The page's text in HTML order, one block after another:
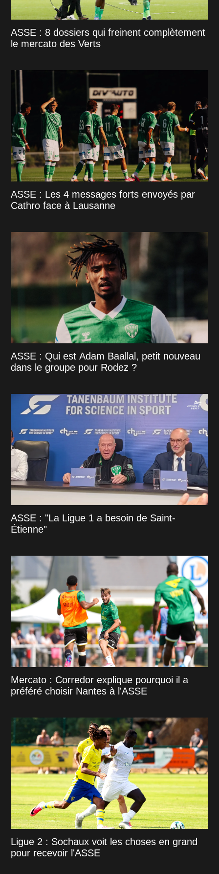
ASSE : 8 dossiers qui freinent complètement
le mercato des Verts
ASSE : Les 4 messages forts envoyés par
Cathro face à Lausanne
ASSE : Qui est Adam Baallal, petit nouveau
dans le groupe pour Rodez ?
ASSE : "La Ligue 1 a besoin de Saint-
Étienne"
Mercato : Corredor explique pourquoi il a
préféré choisir Nantes à l'ASSE
Ligue 2 : Sochaux voit les choses en grand
pour recevoir l'ASSE